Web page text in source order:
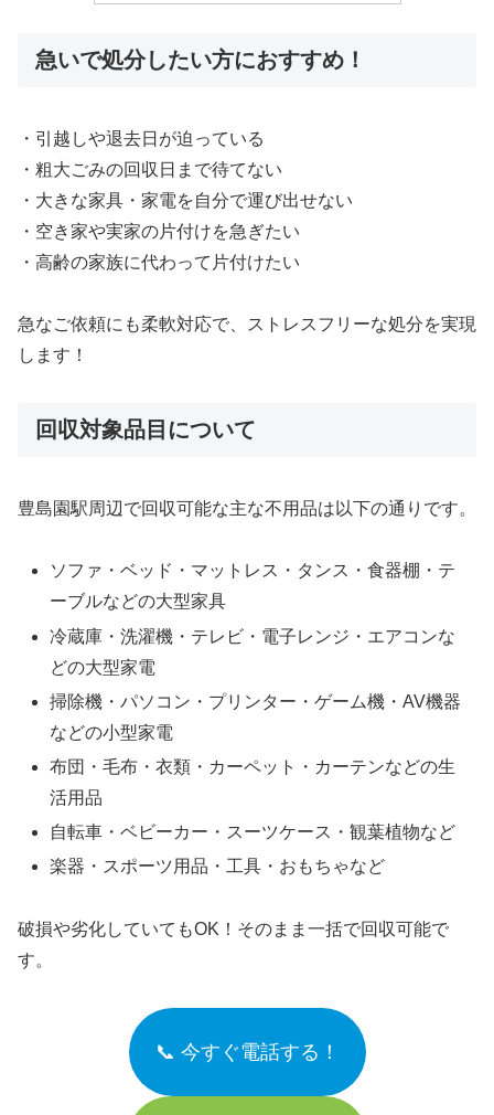
急いで処分したい方におすすめ！
・引越しや退去日が迫っている
・粗大ごみの回収日まで待てない
・大きな家具・家電を自分で運び出せない
・空き家や実家の片付けを急ぎたい
・高齢の家族に代わって片付けたい
急なご依頼にも柔軟対応で、ストレスフリーな処分を実現
します！
回収対象品目について
豊島園駅周辺で回収可能な主な不用品は以下の通りです。
ソファ・ベッド・マットレス・タンス・食器棚・テ
ーブルなどの大型家具
冷蔵庫・洗濯機・テレビ・電子レンジ・エアコンな
どの大型家電
掃除機・パソコン・プリンター・ゲーム機・AV機器
などの小型家電
布団・毛布・衣類・カーペット・カーテンなどの生
活用品
自転車・ベビーカー・スーツケース・観葉植物など
楽器・スポーツ用品・工具・おもちゃなど
破損や劣化していてもOK！そのまま一括で回収可能で
す。
📞 今すぐ電話する！